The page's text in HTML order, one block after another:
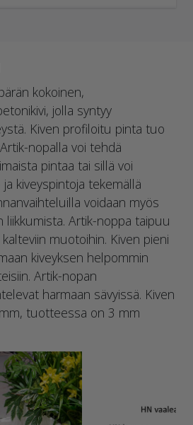
kokoinen,
jolla syntyy
Kiven profiloitu pinta tuo
nopalla voi tehdä
pintaa tai sillä voi
kiveyspintoja tekemällä
voidaan myös
liikkumista. Artik-noppa taipuu
muotoihin. Kiven pieni
kiveyksen helpommin
Artik-nopan
harmaan sävyissä. Kiven
tuotteessa on 3 mm